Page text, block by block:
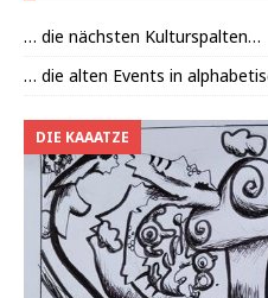
… die nächsten Kulturspalten…
… die alten Events in
DIE KAAATZE